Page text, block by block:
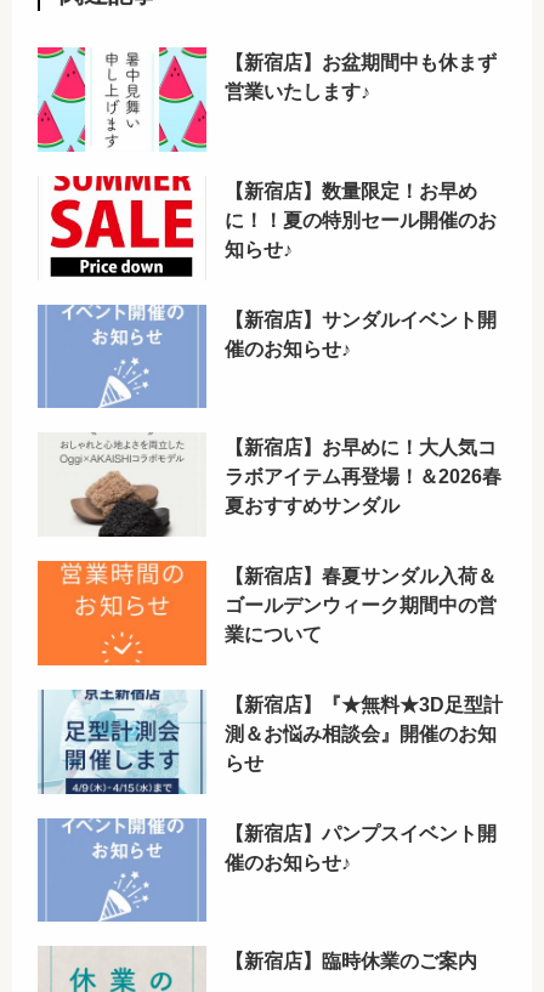
【新宿店】お盆期間中も休まず
営業いたします♪
【新宿店】数量限定！お早め
に！！夏の特別セール開催のお
知らせ♪
【新宿店】サンダルイベント開
催のお知らせ♪
【新宿店】お早めに！大人気コ
ラボアイテム再登場！＆2026春
夏おすすめサンダル
【新宿店】春夏サンダル入荷＆
ゴールデンウィーク期間中の営
業について
【新宿店】『★無料★3D足型計
測＆お悩み相談会』開催のお知
らせ
【新宿店】パンプスイベント開
催のお知らせ♪
【新宿店】臨時休業のご案内